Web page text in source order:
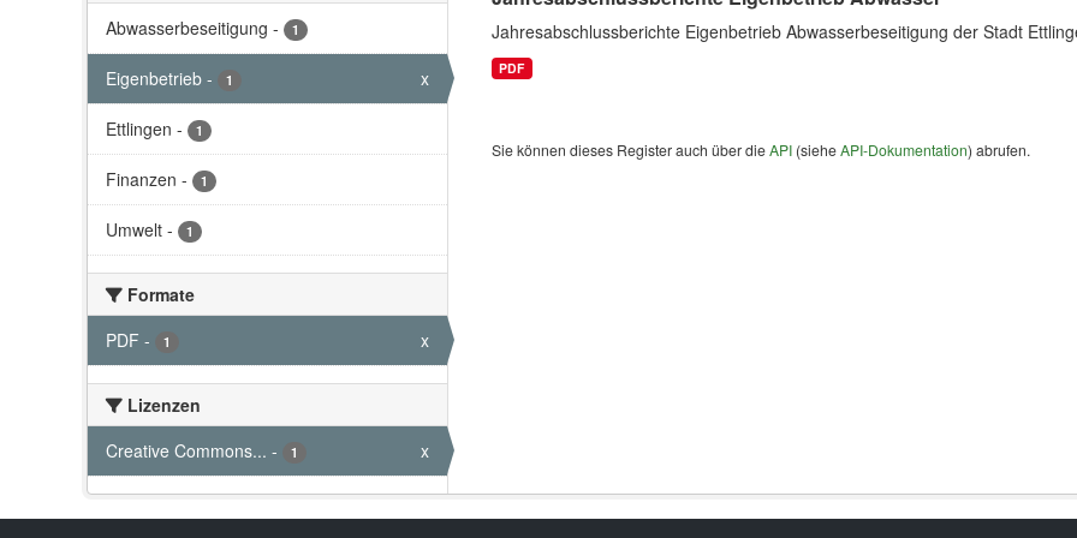
Abwasserbeseitigung - 1
Eigenbetrieb - 1 x
Ettlingen - 1
Finanzen - 1
Umwelt - 1
Formate
PDF - 1 x
Lizenzen
Creative Commons... - 1 x
Jahresabschlussberichte Eigenbetrieb Abwasserbeseitigung der Stadt
PDF
Sie können dieses Register auch über dieAPI(sieheAPI-Dokumentation) abrufen.